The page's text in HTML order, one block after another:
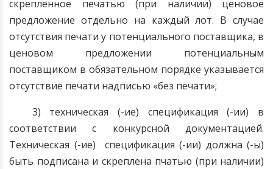
скрепленное печатью (при наличии) ценовое
предложение отдельно на каждый лот. В случае
отсутствия печати у потенциального поставщика, в
ценовом предложении потенциальным
поставщиком в обязательном порядке указывается
отсутствие печати надписью «без печати»;
3) техническая (-ие) спецификация (-ии) в
соответствии с конкурсной документацией.
Техническая (-ие) спецификация (-ии) должна (-ы)
быть подписана и скреплена пчатью (при наличии)